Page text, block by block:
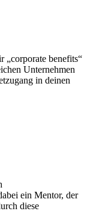
„corporate benefits“
Unternehmen
in deinen
ein Mentor, der
diese